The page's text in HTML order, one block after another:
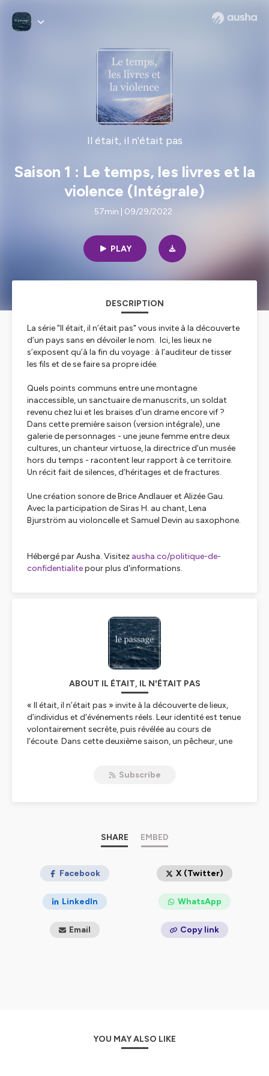
Il était, il n'était pas
Saison 1 : Le temps, les livres et la
violence (Intégrale)
57min | 09/29/2022
PLAY
DESCRIPTION
La série "Il était, il n’était pas" vous invite à la découverte
d’un pays sans en dévoiler le nom. Ici, les lieux ne
s’exposent qu’à la fin du voyage : à l’auditeur de tisser
les fils et de se faire sa propre idée.
Quels points communs entre une montagne
inaccessible, un sanctuaire de manuscrits, un soldat
revenu chez lui et les braises d’un drame encore vif ?
Dans cette première saison (version intégrale), une
galerie de personnages - une jeune femme entre deux
cultures, un chanteur virtuose, la directrice d’un musée
hors du temps - racontent leur rapport à ce territoire.
Un récit fait de silences, d’héritages et de fractures.
Une création sonore de Brice Andlauer et Alizée Gau.
Avec la participation de Siras H. au chant, Lena
Bjurström au violoncelle et Samuel Devin au saxophone.
Hébergé par Ausha. Visitez ausha.co/politique-de-
confidentialitepour plus d'informations.
ABOUT IL ÉTAIT, IL N'ÉTAIT PAS
« Il était, il n’était pas » invite à la découverte de lieux,
d’individus et d'événements réels. Leur identité est tenue
volontairement secrète, puis révélée au cours de
l’écoute. Dans cette deuxième saison, un pêcheur, une
les réunit et au gouffre qui les sépare. Comment se
Hébergé par Ausha. Visitez
ausha.co/politique-de-
confidentialitepour plus d'informations.
Subscribe
SHARE EMBED
Facebook X (Twitter)
LinkedIn WhatsApp
Email Copy link
YOU MAY ALSO LIKE